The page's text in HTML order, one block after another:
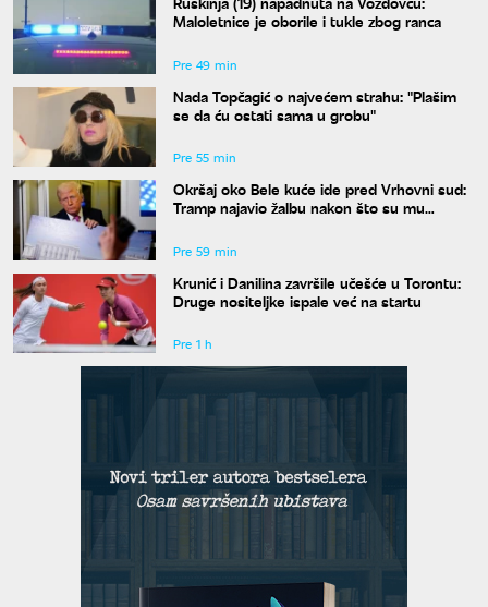
Maloletnice je oborile i tukle zbog ranca
Pre 49 min
Nada Topčagić o najvećem strahu: "Plašim
se da ću ostati sama u grobu"
Pre 55 min
Okršaj oko Bele kuće ide pred Vrhovni sud:
Tramp najavio žalbu nakon što su mu
Pre 59 min
Krunić i Danilina završile učešće u Torontu:
Druge nositeljke ispale već na startu
Pre 1 h